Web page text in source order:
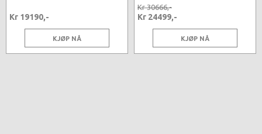
Kr 19190,-
KJØP NÅ
Kr 30666,-
Kr 24499,-
KJØP NÅ